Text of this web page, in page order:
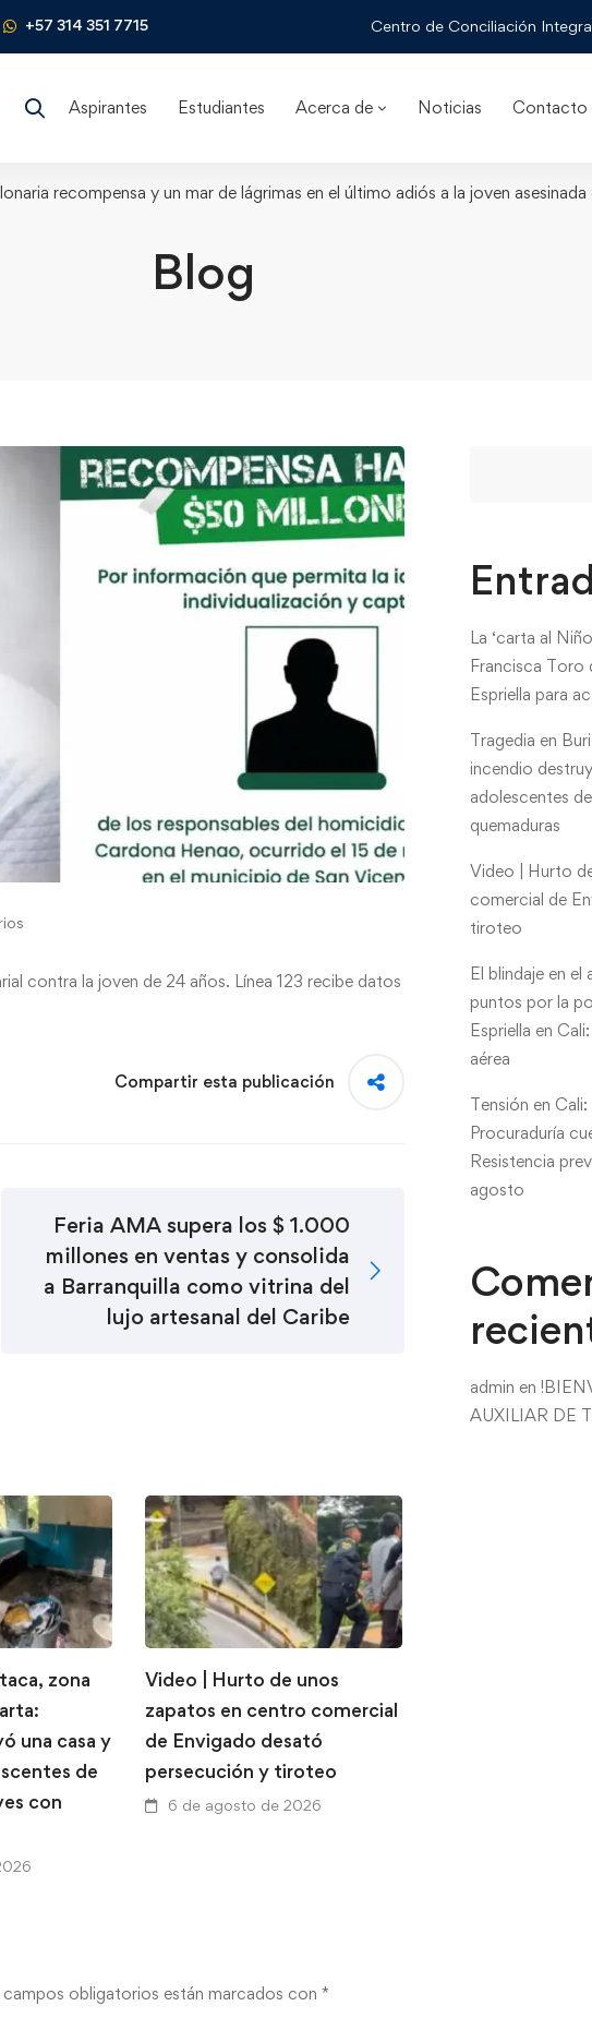
+57 314 351 7715 Centro de Conciliación
Aspirantes Estudiantes Acerca de Noticias Contacto
recompensa y un mar de lágrimas en el último adiós a la joven
Blog
contra la joven de 24 años. Línea 123 recibe datos
Compartir esta publicación
Feria AMA supera los $ 1.000
millones en ventas y consolida
a Barranquilla como vitrina del
lujo artesanal del Caribe
zona
una casa y
de
con
Video | Hurto de unos
zapatos en centro comercial
de Envigado desató
persecución y tiroteo
6 de agosto de 2026
campos obligatorios están marcados con *
La ‘carta al
Francisca Toro
Espriella para
Tragedia en
incendio
adolescentes
quemaduras
Video | Hurto
comercial de
tiroteo
El blindaje en
puntos por la
Espriella en
aérea
Tensión en
Procuraduría
Resistencia
agosto
admin en
AUXILIAR DE